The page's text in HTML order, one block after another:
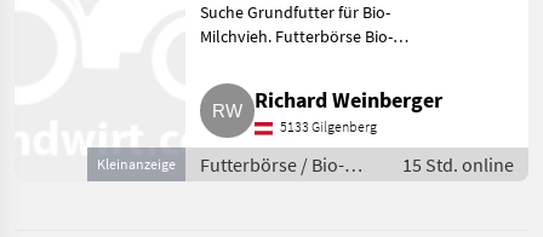
Kleinanzeige
Mais-Klee-
Suche Grundfutter für Bio-
Milchvieh. Futterbörse Bio-
Richard Weinberger
5133 Gilgenberg
Futterbörse / Bio-
Futterbörse
15 Std. online